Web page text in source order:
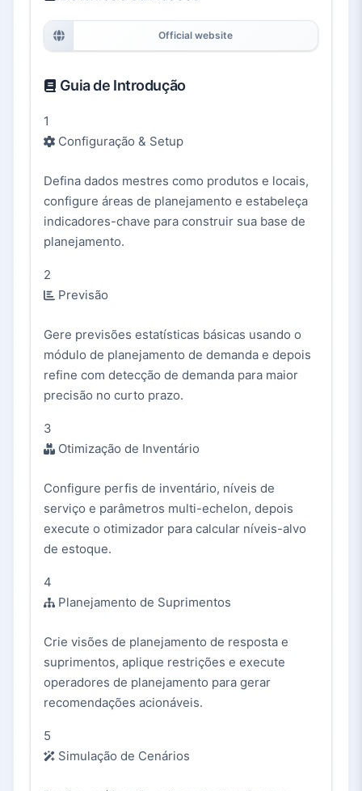
Official website
Guia de Introdução
1
Configuração & Setup
Defina dados mestres como produtos e locais,
configure áreas de planejamento e estabeleça
indicadores-chave para construir sua base de
planejamento.
2
Previsão
Gere previsões estatísticas básicas usando o
módulo de planejamento de demanda e depois
refine com detecção de demanda para maior
precisão no curto prazo.
3
Otimização de Inventário
Configure perfis de inventário, níveis de
serviço e parâmetros multi-echelon, depois
execute o otimizador para calcular níveis-alvo
de estoque.
4
Planejamento de Suprimentos
Crie visões de planejamento de resposta e
suprimentos, aplique restrições e execute
operadores de planejamento para gerar
recomendações acionáveis.
5
Simulação de Cenários